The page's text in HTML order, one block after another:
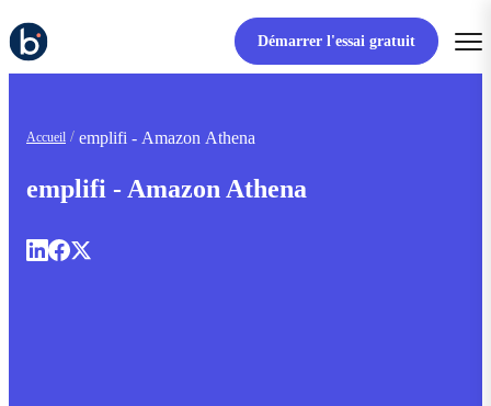
Démarrer l'essai gratuit
Accueil emplifi - Amazon Athena
emplifi - Amazon Athena